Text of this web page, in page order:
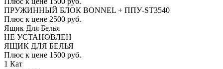
ПРУЖИННЫЙ БЛОК BONNEL + ППУ-ST3540
Плюс к цене 2500 руб.
Ящик Для Белья
НЕ УСТАНОВЛЕН
ЯЩИК ДЛЯ БЕЛЬЯ
Плюс к цене 1500 руб.
1 Кат